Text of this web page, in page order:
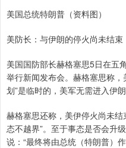
美国总统特朗普（资料图）
美防长：与伊朗的停火尚未结束
美国国防部长赫格塞思5日在五
举行新闻发布会。赫格塞思称
划”是临时的，美军无需进入伊
赫格塞思还称，美伊停火尚未
态不越界”。至于事态是否会升
说：“最终将由总统（特朗普）